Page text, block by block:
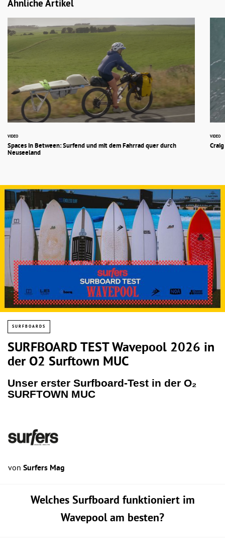
Ähnliche Artikel
VIDEO
Spaces in Between: Surfend und mit dem Fahrrad quer durch
Neuseeland
VIDEO
SURFBOARDS
SURFBOARD TEST Wavepool 2026 in
der O2 Surftown MUC
Unser erster Surfboard-Test in der O₂
SURFTOWN MUC
von Surfers Mag
Welches Surfboard funktioniert im
Wavepool am besten?